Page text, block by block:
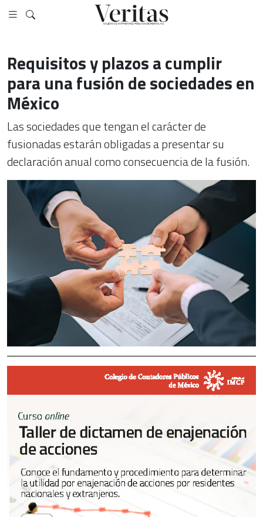
Requisitos y plazos a cumplir
para una fusión de sociedades en
México
Las sociedades que tengan el carácter de
fusionadas estarán obligadas a presentar su
declaración anual como consecuencia de la fusión.